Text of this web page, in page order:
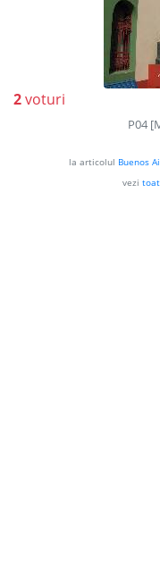
2voturi
P04
la articolul Buenos
vezi